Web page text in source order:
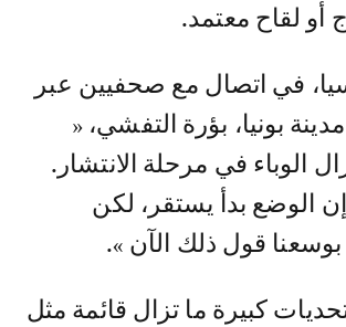
أو لقاح معتمد.
في اتصال مع صحفيين عبر
بونيا، بؤرة التفشي، «
الوباء في مرحلة الانتشار.
الوضع بدأ يستقر، لكن
قول ذلك الآن ».
كبيرة ما تزال قائمة مثل